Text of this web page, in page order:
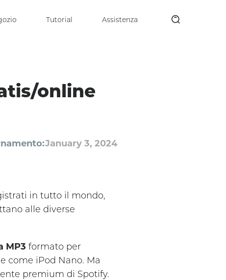
Tutorial Assistenza
online
January 3, 2024
in tutto il mondo,
alle diverse
MP3 formato per
come iPod Nano. Ma
premium di Spotify.